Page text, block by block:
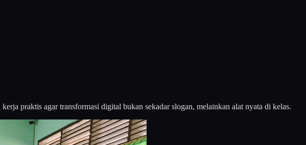
praktis agar transformasi digital bukan sekadar slogan, melainkan alat nyata di kelas.